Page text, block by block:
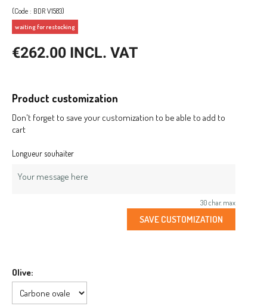
(Code : BDR V1583)
waiting for restocking
€262.00 INCL. VAT
Product customization
Don't forget to save your customization to be able to add to
cart
Longueur souhaiter
30 char. max
SAVE CUSTOMIZATION
Olive: